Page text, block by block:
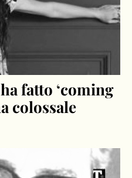
fatto ‘coming
colossale